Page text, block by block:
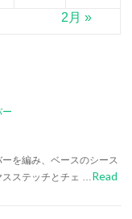
2月 »
ー
を編み、ベースのシース
スステッチとチェ …Read